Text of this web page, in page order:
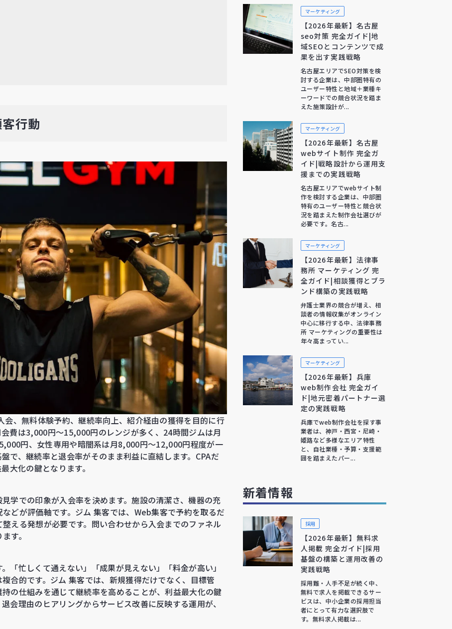
行動
、無料体験予約、継続率向上、紹介経由の獲得を目的に行
費は3,000円〜15,000円のレンジが多く、24時間ジムは月
円、女性専用や暗闇系は月8,000円〜12,000円程度が一
で、継続率と退会率がそのまま利益に直結します。CPAだ
大化の鍵となります。
学での印象が入会率を決めます。施設の清潔さ、機器の充
どが評価軸です。ジム 集客では、Web集客で予約を取るだ
える発想が必要です。問い合わせから入会までのファネル
す。
「忙しくて通えない」「成果が見えない」「料金が高い」
合的です。ジム 集客では、新規獲得だけでなく、目標管
の仕組みを通じて継続率を高めることが、利益最大化の鍵
会理由のヒアリングからサービス改善に反映する運用が、
マーケティング
【2026年最新】名古屋
seo対策 完全ガイド|地
域SEOとコンテンツで成
果を出す実践戦略
名古屋エリアでSEO対策を検
討する企業は、中部圏特有の
ユーザー特性と地域＋業種キ
ーワードでの競合状況を踏ま
えた施策設計が...
マーケティング
【2026年最新】名古屋
webサイト制作 完全ガ
イド|戦略設計から運用支
援までの実践戦略
名古屋エリアでwebサイト制
作を検討する企業は、中部圏
特有のユーザー特性と競合状
況を踏まえた制作会社選びが
必要です。名古...
マーケティング
【2026年最新】法律事
務所 マーケティング 完
全ガイド|相談獲得とブラ
ンド構築の実践戦略
弁護士業界の競合が増え、相
談者の情報収集がオンライン
中心に移行する中、法律事務
所 マーケティングの重要性は
年々高まってい...
マーケティング
【2026年最新】兵庫
web制作会社 完全ガイ
ド|地元密着パートナー選
定の実践戦略
兵庫でweb制作会社を探す事
業者は、神戸・西宮・尼崎・
姫路など多様なエリア特性
と、自社業種・予算・支援範
囲を踏まえたパー...
新着情報
採用
【2026年最新】無料求
人掲載 完全ガイド|採用
基盤の構築と運用改善の
実践戦略
採用難・人手不足が続く中、
無料で求人を掲載できるサー
ビスは、中小企業の採用担当
者にとって有力な選択肢で
す。無料求人掲載は...